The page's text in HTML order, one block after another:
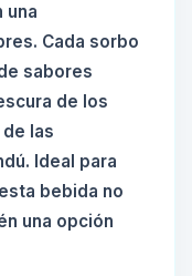
una
Cada sorbo
sabores
de los
las
Ideal para
bebida no
una opción